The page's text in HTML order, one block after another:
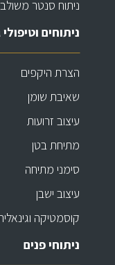
ניתוח סנטר
ניתוחים וטיפולי
הצרת היקפים
שאיבת שומן
עיצוב זרועות
מתיחת בטן
סימני מתיחה
עיצוב ישבן
קוסמטיקה
ניתוחי פנים